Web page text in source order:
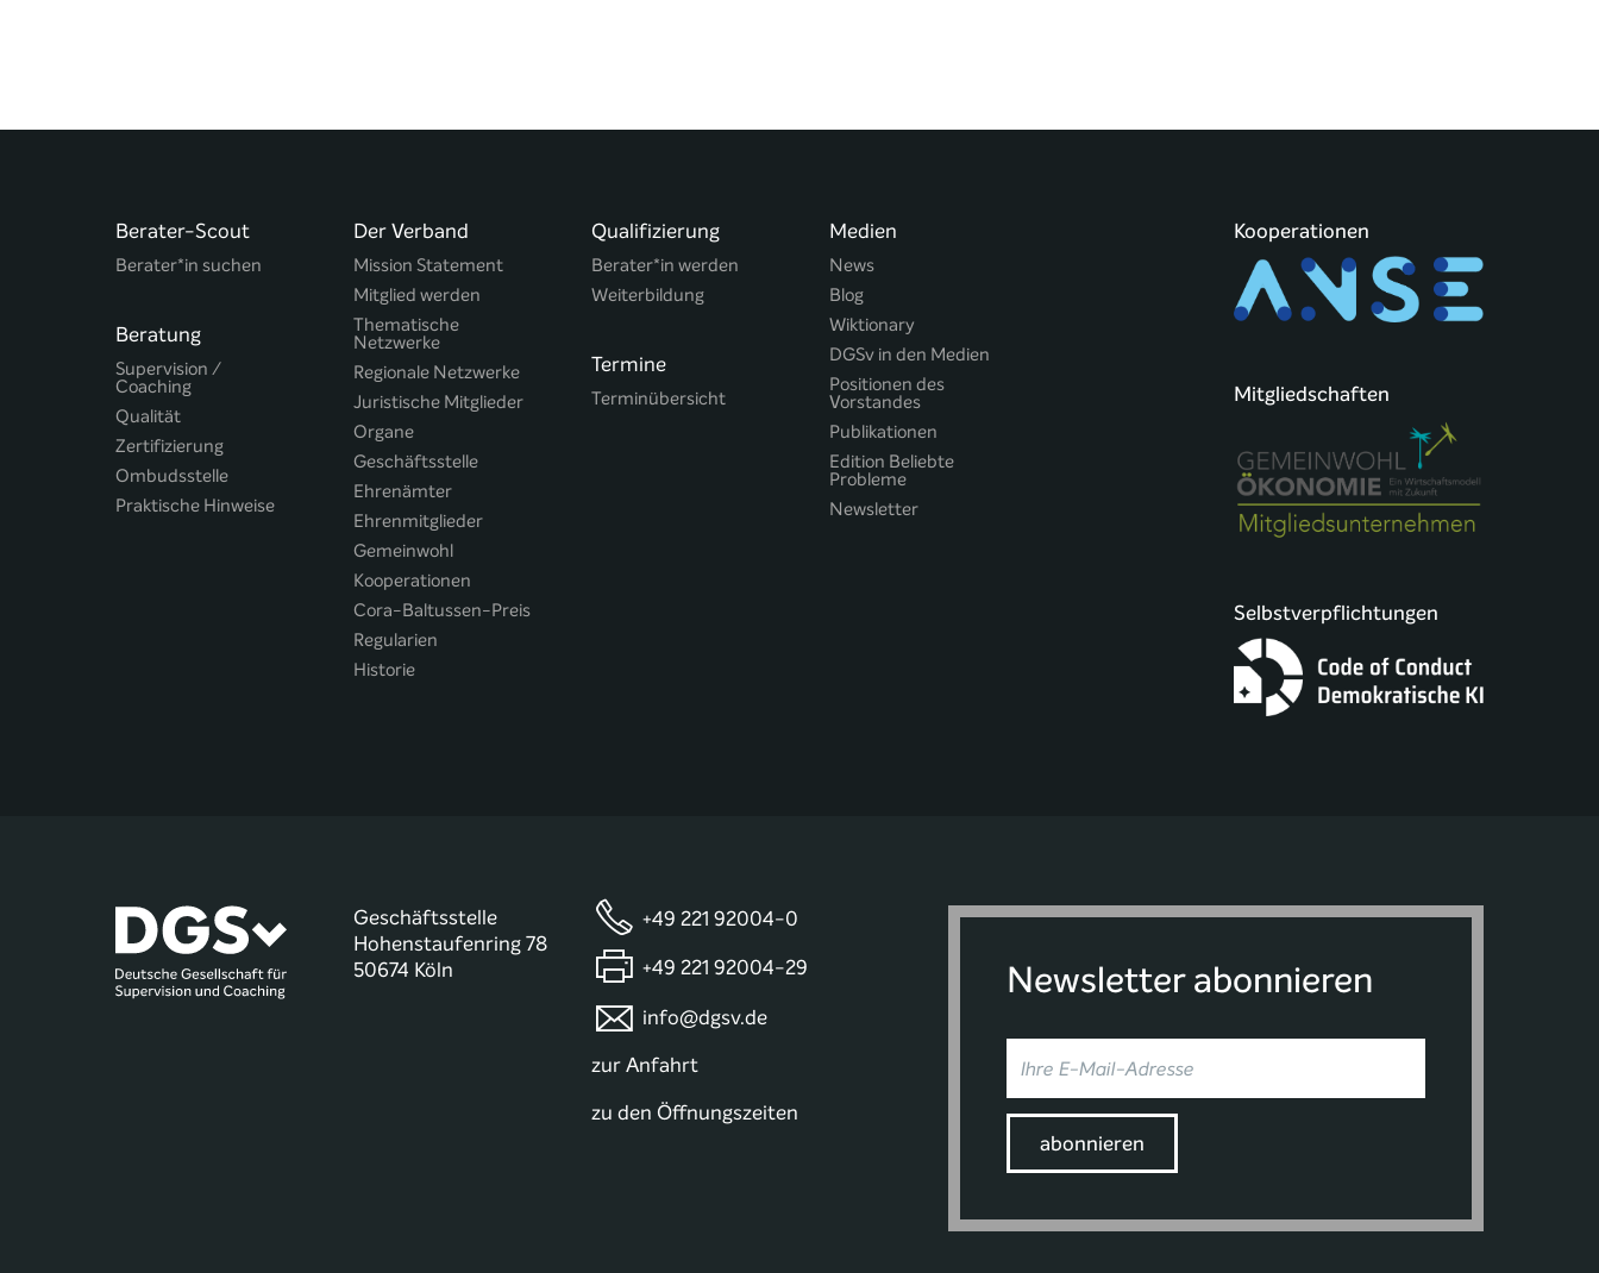
Berater-Scout
Berater*in suchen
Beratung
Supervision /
Coaching
Qualität
Zertifizierung
Ombudsstelle
Praktische Hinweise
Der Verband
Mission Statement
Mitglied werden
Thematische
Netzwerke
Regionale Netzwerke
Juristische Mitglieder
Organe
Geschäftsstelle
Ehrenämter
Ehrenmitglieder
Gemeinwohl
Kooperationen
Cora-Baltussen-Preis
Regularien
Historie
Qualifizierung
Berater*in werden
Weiterbildung
Termine
Terminübersicht
Medien
News
Blog
Wiktionary
DGSv in den Medien
Positionen des
Vorstandes
Publikationen
Edition Beliebte
Probleme
Newsletter
Kooperationen
Mitgliedschaften
Selbstverpflichtungen
Geschäftsstelle
Hohenstaufenring 78
50674 Köln
+49 221 92004-0
+49 221 92004-29
info@dgsv.de
zur Anfahrt
zu den Öffnungszeiten
Newsletter abonnieren